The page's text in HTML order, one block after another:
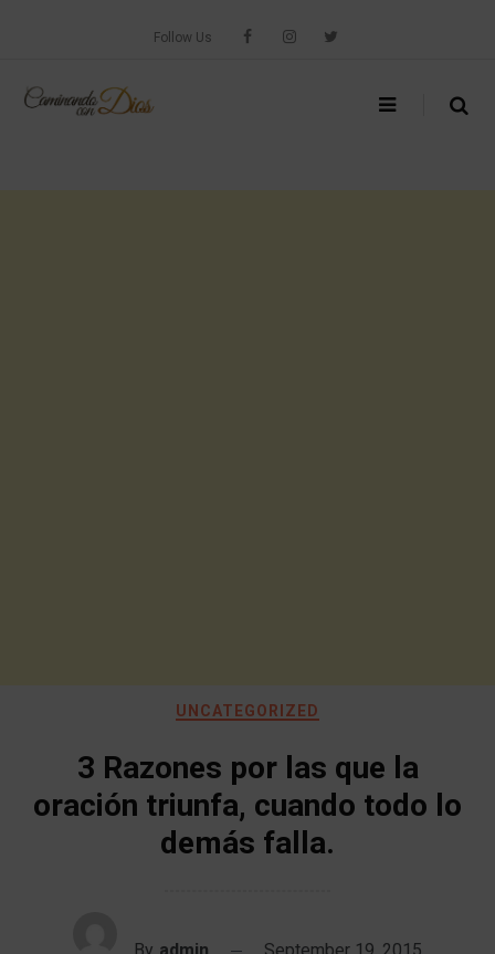
Follow Us
UNCATEGORIZED
3 Razones por las que la
oración triunfa, cuando todo lo
demás falla.